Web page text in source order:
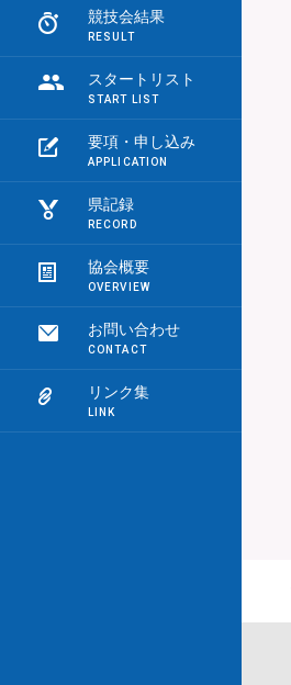
競技会結果
スタートリスト
要項・申し込み
県記録
協会概要
お問い合わせ
リンク集